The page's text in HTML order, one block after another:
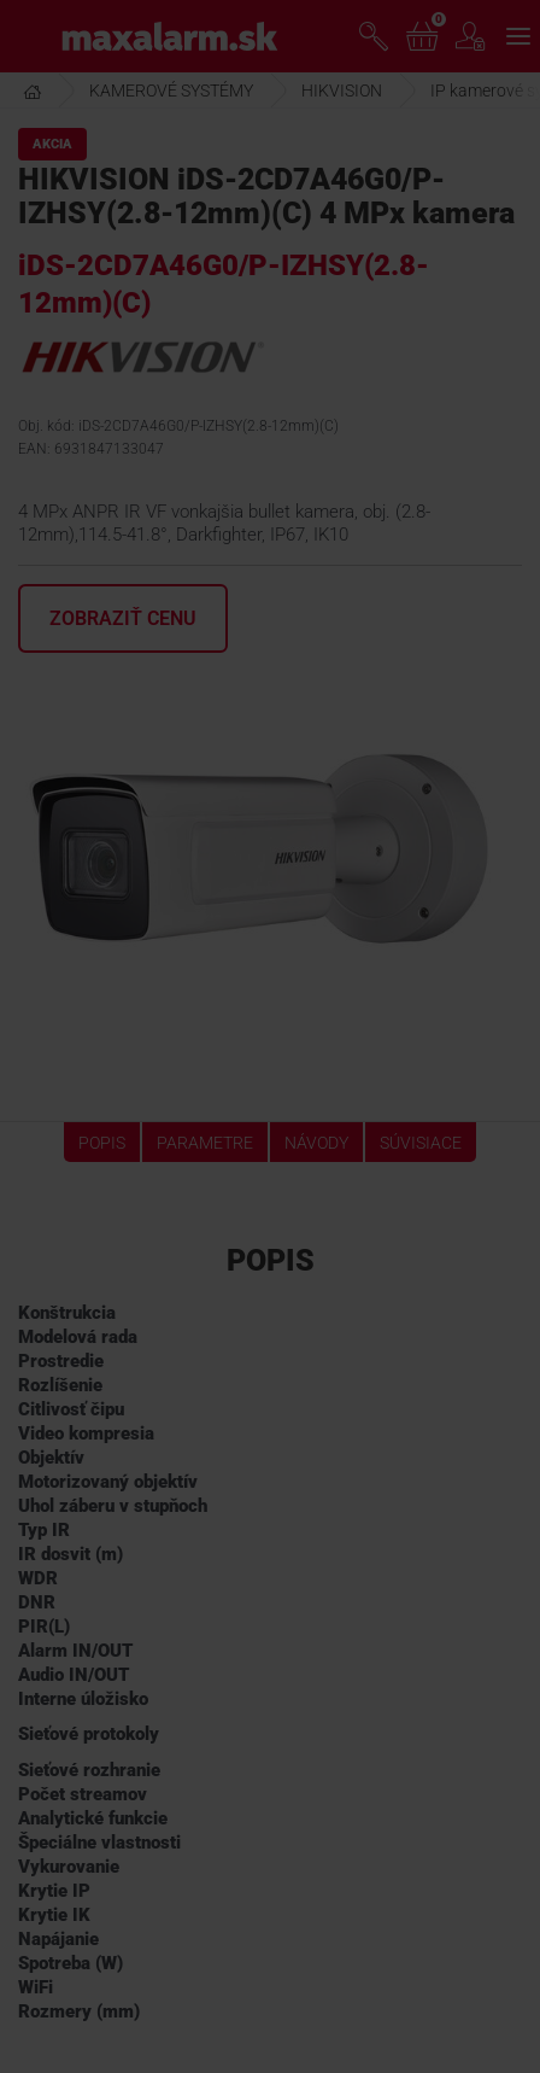
hlavnému
obsahu
www.maxalarm.sk
AKCIA MESIACA
PRODUKTY
SPOLOČNOSŤ
ŠKOLENIE
PODPORA
KONTAKTY
0
KAMEROVÉ SYSTÉMY HIKVISION IP kamerové
AKCIA
HIKVISION iDS-2CD7A46G0/P-
IZHSY(2.8-12mm)(C) 4 MPx kamera
iDS-2CD7A46G0/P-IZHSY(2.8-
12mm)(C)
Obj. kód: iDS-2CD7A46G0/P-IZHSY(2.8-12mm)(C)
EAN: 6931847133047
4 MPx ANPR IR VF vonkajšia bullet kamera, obj. (2.8-
12mm),114.5-41.8°, Darkfighter, IP67, IK10
ZOBRAZIŤ CENU
POPIS PARAMETRE NÁVODY SÚVISIACE
POPIS
Konštrukcia
Modelová rada
Prostredie
Rozlíšenie
Citlivosť čipu
Video kompresia
Objektív
Motorizovaný objektív
Uhol záberu v stupňoch
Typ IR
IR dosvit (m)
WDR
DNR
PIR(L)
Alarm IN/OUT
Audio IN/OUT
Interne úložisko
Sieťové protokoly
Sieťové rozhranie
Počet streamov
Analytické funkcie
Špeciálne vlastnosti
Vykurovanie
Krytie IP
Krytie IK
Napájanie
Spotreba (W)
WiFi
Rozmery (mm)